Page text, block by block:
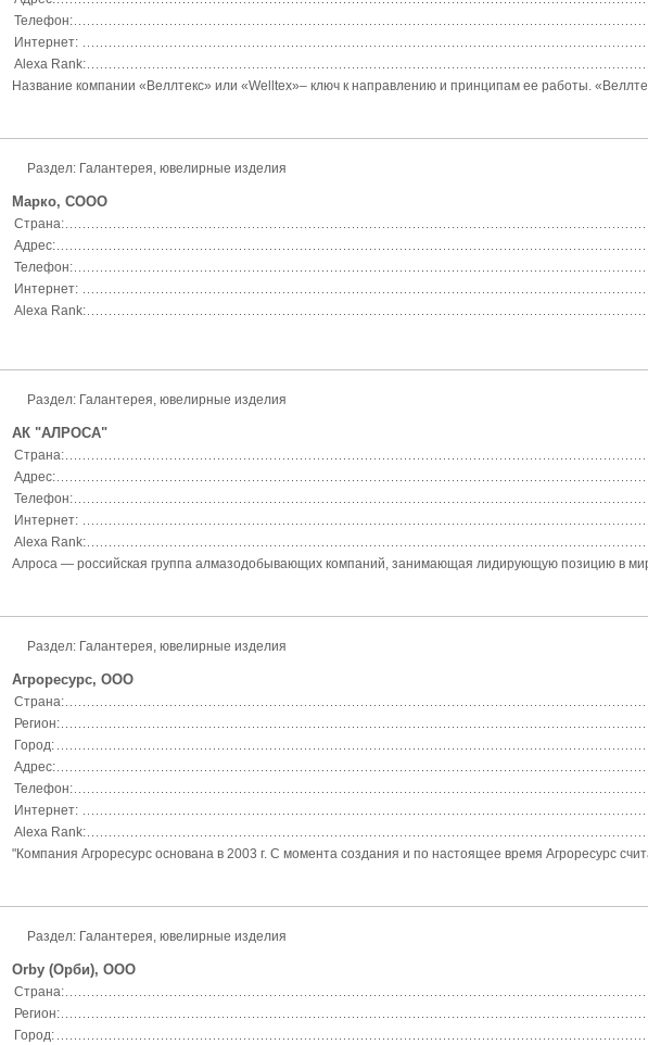
Телефон:
Интернет:
Alexa Rank:
Название компании «Веллтекс» или «Welltex»– ключ к направлению и принципам ее работы.
Раздел: Галантерея, ювелирные изделия
Марко, СООО
Страна:
Адрес:
Телефон:
Интернет:
Alexa Rank:
Раздел: Галантерея, ювелирные изделия
АК "АЛРОСА"
Страна:
Адрес:
Телефон:
Интернет:
Alexa Rank:
Алроса — российская группа алмазодобывающих компаний, занимающая лидирующую позицию в
Раздел: Галантерея, ювелирные изделия
Агроресурс, ООО
Страна:
Регион:
Город:
Адрес:
Телефон:
Интернет:
Alexa Rank:
"Компания Агроресурс основана в 2003 г. С момента создания и по настоящее время Агроресурс
Раздел: Галантерея, ювелирные изделия
Оrby (Орби), ООО
Страна:
Регион:
Город: